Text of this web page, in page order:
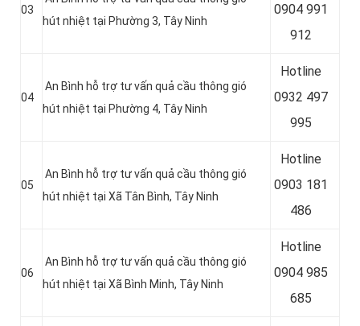
03
hút nhiệt tại Phường 3, Tây Ninh
0904 991
912
04
An Bình hỗ trợ tư vấn quả cầu thông gió
hút nhiệt tại Phường 4, Tây Ninh
Hotline
0932 497
995
05
An Bình hỗ trợ tư vấn quả cầu thông gió
hút nhiệt tại Xã Tân Bình, Tây Ninh
Hotline
0903 181
486
06
An Bình hỗ trợ tư vấn quả cầu thông gió
hút nhiệt tại Xã Bình Minh, Tây Ninh
Hotline
0904 985
685